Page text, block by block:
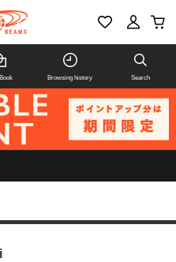
Browsing history Search